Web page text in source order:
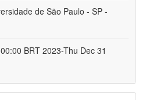
de São Paulo - SP -
BRT 2023-Thu Dec 31